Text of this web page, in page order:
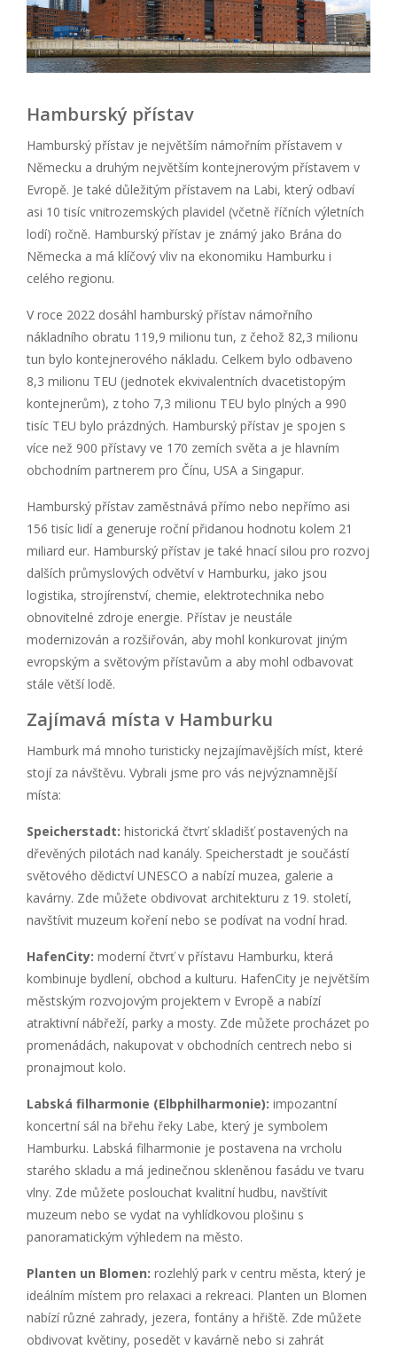
Hamburský přístav
Hamburský přístav je největším námořním přístavem v
Německu a druhým největším kontejnerovým přístavem v
Evropě. Je také důležitým přístavem na Labi, který odbaví
asi 10 tisíc vnitrozemských plavidel (včetně říčních výletních
lodí) ročně. Hamburský přístav je známý jako Brána do
Německa a má klíčový vliv na ekonomiku Hamburku i
celého regionu.
V roce 2022 dosáhl hamburský přístav námořního
nákladního obratu 119,9 milionu tun, z čehož 82,3 milionu
tun bylo kontejnerového nákladu. Celkem bylo odbaveno
8,3 milionu TEU (jednotek ekvivalentních dvacetistopým
kontejnerům), z toho 7,3 milionu TEU bylo plných a 990
tisíc TEU bylo prázdných. Hamburský přístav je spojen s
více než 900 přístavy ve 170 zemích světa a je hlavním
obchodním partnerem pro Čínu, USA a Singapur.
Hamburský přístav zaměstnává přímo nebo nepřímo asi
156 tisíc lidí a generuje roční přidanou hodnotu kolem 21
miliard eur. Hamburský přístav je také hnací silou pro rozvoj
dalších průmyslových odvětví v Hamburku, jako jsou
logistika, strojírenství, chemie, elektrotechnika nebo
obnovitelné zdroje energie. Přístav je neustále
modernizován a rozšiřován, aby mohl konkurovat jiným
evropským a světovým přístavům a aby mohl odbavovat
stále větší lodě.
Zajímavá místa v Hamburku
Hamburk má mnoho turisticky nejzajímavějších míst, které
stojí za návštěvu. Vybrali jsme pro vás nejvýznamnější
místa:
Speicherstadt: historická čtvrť skladišť postavených na
dřevěných pilotách nad kanály. Speicherstadt je součástí
světového dědictví UNESCO a nabízí muzea, galerie a
kavárny. Zde můžete obdivovat architekturu z 19. století,
navštívit muzeum koření nebo se podívat na vodní hrad.
HafenCity: moderní čtvrť v přístavu Hamburku, která
kombinuje bydlení, obchod a kulturu. HafenCity je největším
městským rozvojovým projektem v Evropě a nabízí
atraktivní nábřeží, parky a mosty. Zde můžete procházet po
promenádách, nakupovat v obchodních centrech nebo si
pronajmout kolo.
Labská filharmonie (Elbphilharmonie): impozantní
koncertní sál na břehu řeky Labe, který je symbolem
Hamburku. Labská filharmonie je postavena na vrcholu
starého skladu a má jedinečnou skleněnou fasádu ve tvaru
vlny. Zde můžete poslouchat kvalitní hudbu, navštívit
muzeum nebo se vydat na vyhlídkovou plošinu s
panoramatickým výhledem na město.
Planten un Blomen: rozlehlý park v centru města, který je
ideálním místem pro relaxaci a rekreaci. Planten un Blomen
nabízí různé zahrady, jezera, fontány a hřiště. Zde můžete
obdivovat květiny, posedět v kavárně nebo si zahrát